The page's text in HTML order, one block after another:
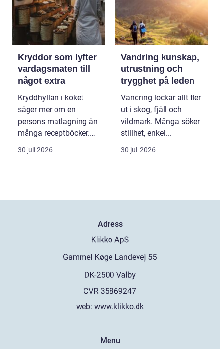
Kryddor som lyfter
vardagsmaten till
något extra
Kryddhyllan i köket
säger mer om en
persons matlagning än
många receptböcker.
Med några nypor rätt
30 juli 2026
Vandring kunskap,
utrustning och
trygghet på leden
Vandring lockar allt fler
ut i skog, fjäll och
vildmark. Många söker
stillhet, enkel...
30 juli 2026
Adress
web: www.klikko.dk
Menu